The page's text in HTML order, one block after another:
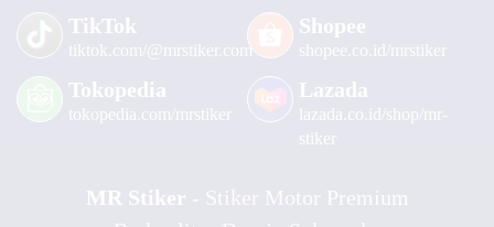
TikTok
tiktok.com/@mrstiker.com
Shopee
shopee.co.id/mrstiker
Tokopedia
tokopedia.com/mrstiker
Lazada
lazada.co.id/shop/mr-
stiker
MR Stiker - Stiker Motor Premium